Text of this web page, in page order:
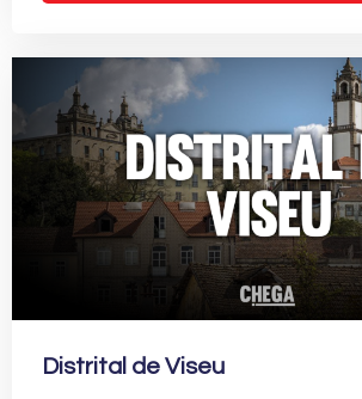
Distrital de Viseu